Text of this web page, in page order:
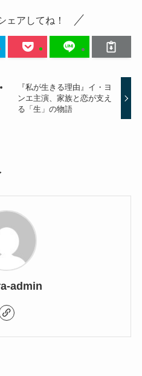
ェアしてね！
『私が生きる理由』イ・ヨ
ンエ主演、家族と恋が支え
る「生」の物語
admin